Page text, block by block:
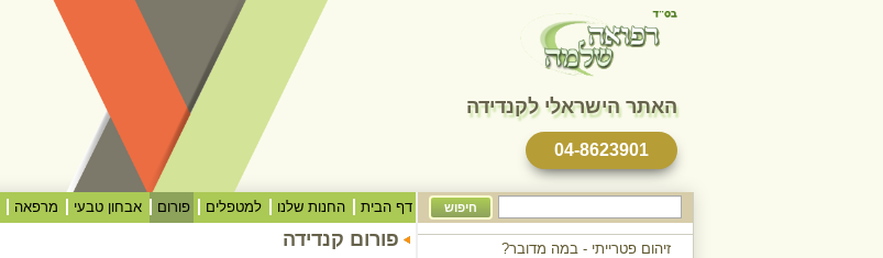
האתר הישראלי לקנדידה
04-8623901
לחיפוש
חיפוש
זיהום פטרייתי - במה מדובר?
דף הבית החנות שלנו למטפלים פורום אבחון טבעי מרפאה
פורום קנדידה